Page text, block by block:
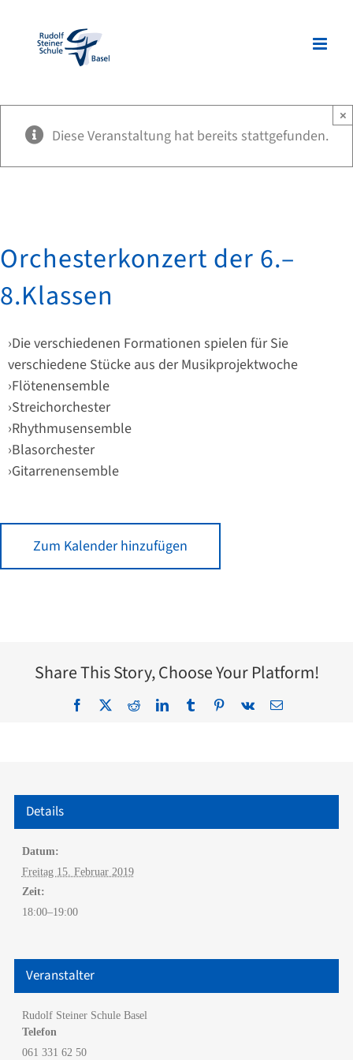
springen
Diese Veranstaltung hat bereits stattgefunden.
×
Orchesterkonzert der 6.–
8.Klassen
Die verschiedenen Formationen spielen für Sie
verschiedene Stücke aus der Musikprojektwoche
Flötenensemble
Streichorchester
Rhythmusensemble
Blasorchester
Gitarrenensemble
Zum Kalender hinzufügen
Share This Story, Choose Your Platform!
Facebook
X RedditLinkedInTumblrPinterest
Vk
E-
Details
Datum:
Freitag 15. Februar 2019
Zeit:
18:00–19:00
Veranstalter
Rudolf Steiner Schule Basel
Telefon
061 331 62 50